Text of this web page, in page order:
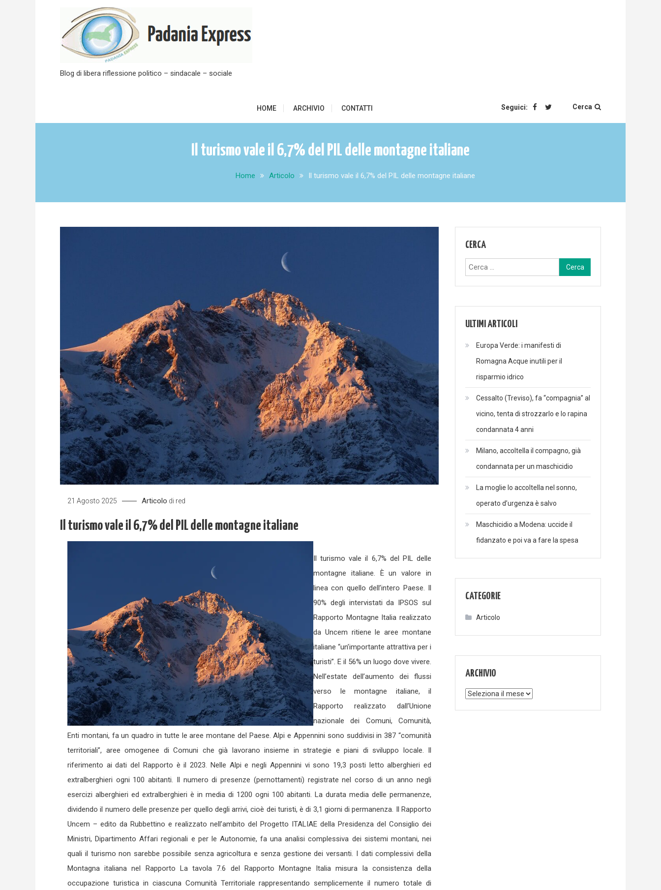
Blog di libera riflessione politico – sindacale – sociale
HOME ARCHIVIO CONTATTI Seguici: Cerca
Il turismo vale il 6,7% del PIL delle montagne italiane
Home Articolo Il turismo vale il 6,7% del PIL delle montagne italiane
21 Agosto 2025 Articolo di red
Il turismo vale il 6,7% del PIL delle montagne italiane
Il turismo vale il 6,7% del PIL delle
montagne italiane. È un valore in
linea con quello dell’intero Paese. Il
90% degli intervistati da IPSOS sul
Rapporto Montagne Italia realizzato
da Uncem ritiene le aree montane
italiane “un’importante attrattiva per i
turisti”. E il 56% un luogo dove vivere.
Nell’estate dell’aumento dei flussi
verso le montagne italiane, il
Rapporto realizzato dall’Unione
nazionale dei Comuni, Comunità,
Enti montani, fa un quadro in tutte le aree montane del Paese. Alpi e Appennini sono suddivisi in 387 “comunità
territoriali”, aree omogenee di Comuni che già lavorano insieme in strategie e piani di sviluppo locale. Il
riferimento ai dati del Rapporto è il 2023. Nelle Alpi e negli Appennini vi sono 19,3 posti letto alberghieri ed
extralberghieri ogni 100 abitanti. Il numero di presenze (pernottamenti) registrate nel corso di un anno negli
esercizi alberghieri ed extralberghieri è in media di 1200 ogni 100 abitanti. La durata media delle permanenze,
dividendo il numero delle presenze per quello degli arrivi, cioè dei turisti, è di 3,1 giorni di permanenza. Il Rapporto
Uncem – edito da Rubbettino e realizzato nell’ambito del Progetto ITALIAE della Presidenza del Consiglio dei
Ministri, Dipartimento Affari regionali e per le Autonomie, fa una analisi complessiva dei sistemi montani, nei
quali il turismo non sarebbe possibile senza agricoltura e senza gestione dei versanti. I dati complessivi della
Montagna italiana nel Rapporto La tavola 7.6 del Rapporto Montagne Italia misura la consistenza della
occupazione turistica in ciascuna Comunità Territoriale rappresentando semplicemente il numero totale di
CERCA
Ricerca
per:
ULTIMI ARTICOLI
Europa Verde: i manifesti di
Romagna Acque inutili per il
risparmio idrico
Cessalto (Treviso), fa “compagnia” al
vicino, tenta di strozzarlo e lo rapina
condannata 4 anni
Milano, accoltella il compagno, già
condannata per un maschicidio
La moglie lo accoltella nel sonno,
operato d’urgenza è salvo
Maschicidio a Modena: uccide il
fidanzato e poi va a fare la spesa
CATEGORIE
Articolo
ARCHIVIO
Archivio